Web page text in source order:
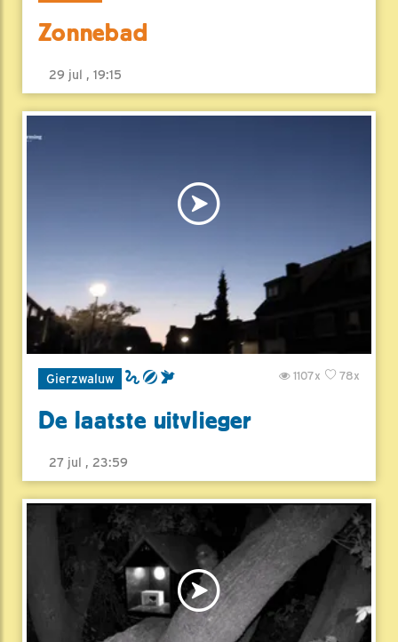
Zonnebad
29 jul , 19:15
Gierzwaluw 78x
1107x
De laatste uitvlieger
27 jul , 23:59